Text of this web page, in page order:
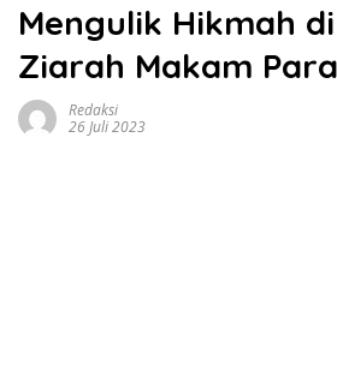
Mengulik Hikmah
Ziarah Makam
Redaksi
26 Juli 2023